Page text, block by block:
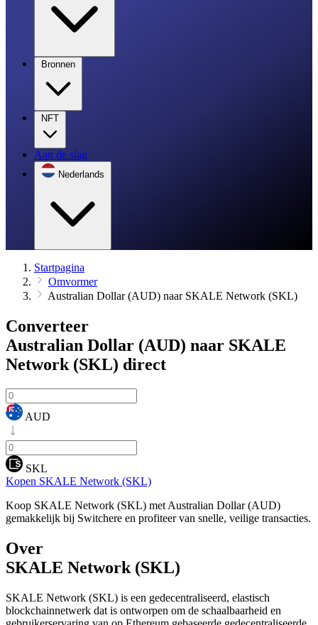
Bronnen
NFT
Aan de slag
Nederlands
Startpagina
Omvormer
Australian Dollar (AUD) naar SKALE Network (SKL)
Converteer
Australian Dollar (AUD) naar SKALE
Network (SKL) direct
AUD
SKL
Kopen SKALE Network (SKL)
Koop SKALE Network (SKL) met Australian Dollar (AUD)
gemakkelijk bij Switchere en profiteer van snelle, veilige transacties.
Over
SKALE Network (SKL)
SKALE Network (SKL) is een gedecentraliseerd, elastisch
blockchainnetwerk dat is ontworpen om de schaalbaarheid en